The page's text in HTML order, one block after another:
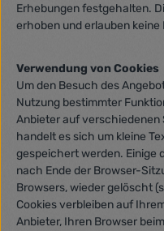
Erhebungen festgehalten.
erhoben und erlauben
Verwendung von Cookies
Um den Besuch des
Nutzung bestimmter
Anbieter auf verschiedenen
handelt es sich um kleine
gespeichert werden. Einige
nach Ende der Browser-
Browsers, wieder gelöscht
Cookies verbleiben auf
Anbieter, Ihren Browser